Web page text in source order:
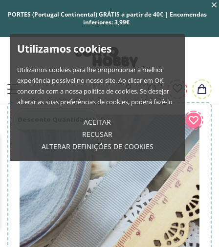
Utilizamos cookies
Utilizamos cookies para lhe proporcionar a melhor
experiência possível no nosso site. Ao clicar em OK,
concorda com a nossa política de cookies. Se desejar
alterar as suas preferências de cookies, poderá fazê-lo
ACEITAR
RECUSAR
ALTERAR DEFINIÇÕES DE COOKIES
PORTES (Portugal Continental) GRÁTIS a partir de 40€ | Encomendas
inferiores: 3,99€
Desconto Quantidade!